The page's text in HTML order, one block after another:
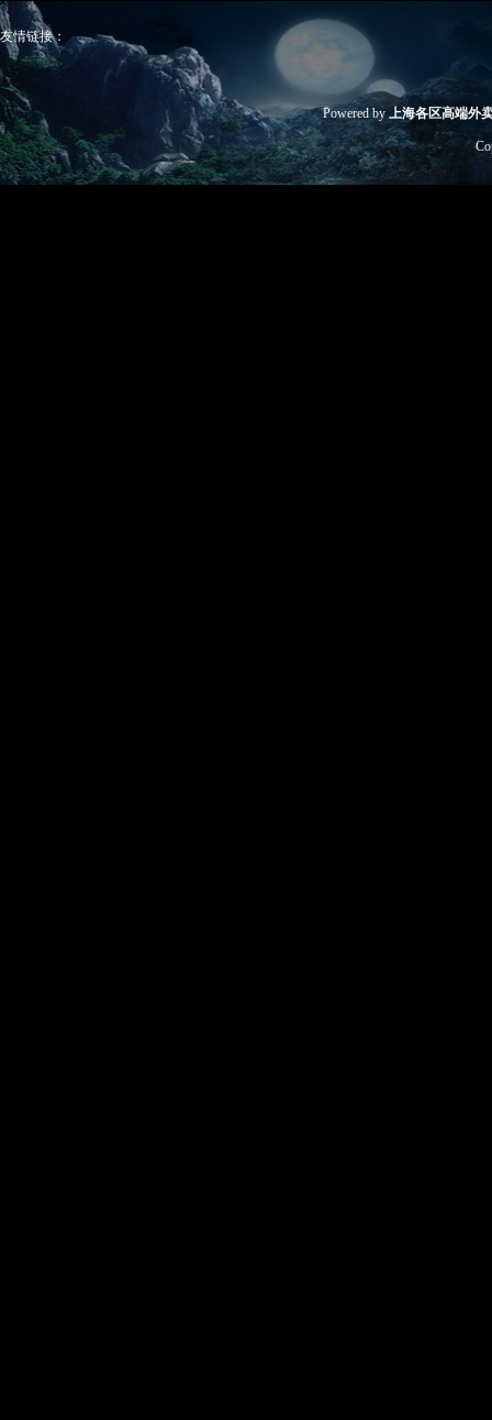
友情链接：
Powered by 上海各区高端外